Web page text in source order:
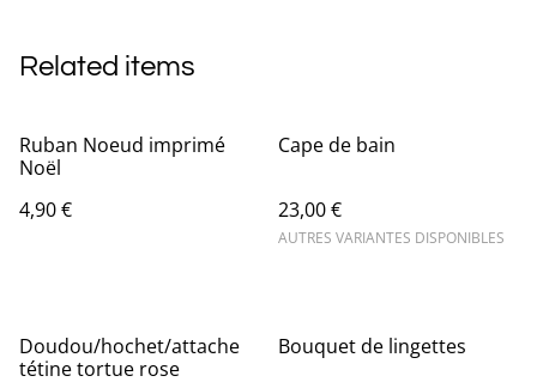
Related items
Ruban Noeud imprimé
Noël
4,90 €
Cape de bain
23,00 €
AUTRES VARIANTES DISPONIBLES
Doudou/hochet/attache
tétine tortue rose
Bouquet de lingettes